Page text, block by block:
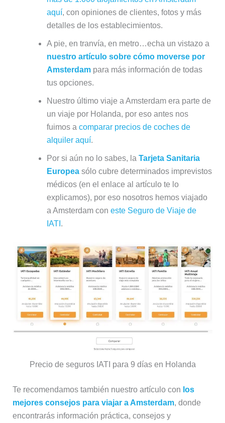
aquí, con opiniones de clientes, fotos y más
detalles de los establecimientos.
A pie, en tranvía, en metro…echa un vistazo a
nuestro artículo sobre cómo moverse por
Amsterdampara más información de todas
tus opciones.
Nuestro último viaje a Amsterdam era parte de
un viaje por Holanda, por eso antes nos
fuimos a comparar precios de coches de
alquiler aquí.
Por si aún no lo sabes, la Tarjeta Sanitaria
Europeasólo cubre determinados imprevistos
médicos (en el enlace al artículo te lo
explicamos), por eso nosotros hemos viajado
a Amsterdam con este Seguro de Viaje de
IATI .
Precio de seguros IATI para 9 días en Holanda
Te recomendamos también nuestro artículo con los
mejores consejos para viajar a Amsterdam, donde
encontrarás información práctica, consejos y